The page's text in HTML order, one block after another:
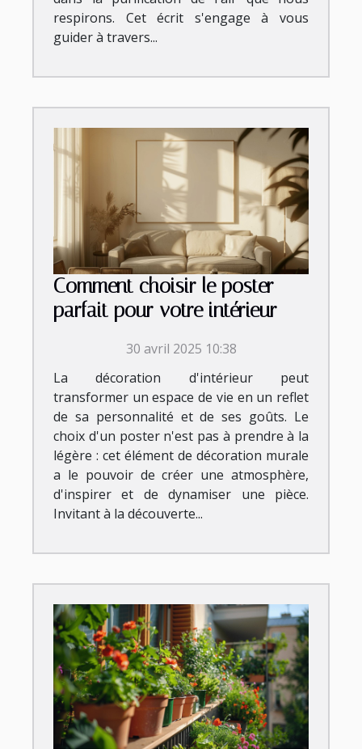
respirons. Cet écrit s'engage à vous
guider à travers...
Comment choisir le poster
parfait pour votre intérieur
30 avril 2025 10:38
La décoration d'intérieur peut
transformer un espace de vie en un reflet
de sa personnalité et de ses goûts. Le
choix d'un poster n'est pas à prendre à la
légère : cet élément de décoration murale
a le pouvoir de créer une atmosphère,
d'inspirer et de dynamiser une pièce.
Invitant à la découverte...